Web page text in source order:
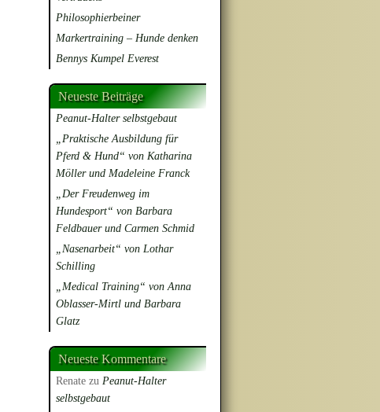
Philosophierbeiner
Markertraining – Hunde denken
Bennys Kumpel Everest
Neueste Beiträge
Peanut-Halter selbstgebaut
„Praktische Ausbildung für
Pferd & Hund“ von Katharina
Möller und Madeleine Franck
„Der Freudenweg im
Hundesport“ von Barbara
Feldbauer und Carmen Schmid
„Nasenarbeit“ von Lothar
Schilling
„Medical Training“ von Anna
Oblasser-Mirtl und Barbara
Glatz
Neueste Kommentare
Renate zu Peanut-Halter
selbstgebaut